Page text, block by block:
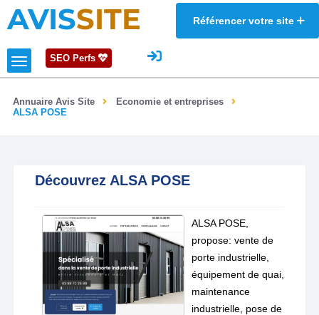
AVISSITE Référencer votre site
SEO Perfs
Annuaire Avis Site
Economie et entreprises
ALSA POSE
Découvrez ALSA POSE
ALSA POSE,
propose: vente de
porte industrielle,
équipement de quai,
maintenance
industrielle, pose de